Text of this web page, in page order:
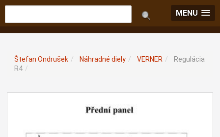
MENU
Štefan Ondrušek / Náhradné diely / VERNER /
Regulácia
R4 /